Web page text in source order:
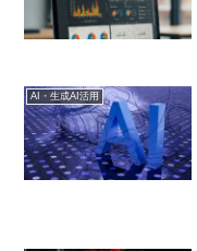
AI・生成AI活用